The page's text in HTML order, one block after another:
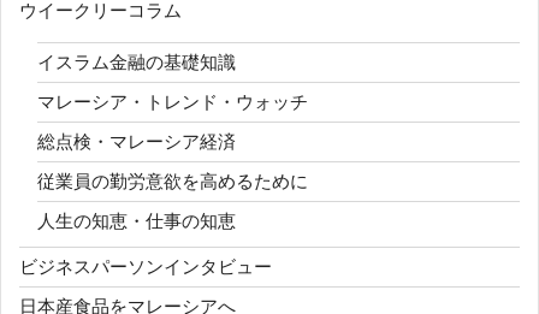
ウイークリーコラム
イスラム金融の基礎知識
マレーシア・トレンド・ウォッチ
総点検・マレーシア経済
従業員の勤労意欲を高めるために
人生の知恵・仕事の知恵
ビジネスパーソンインタビュー
日本産食品をマレーシアへ